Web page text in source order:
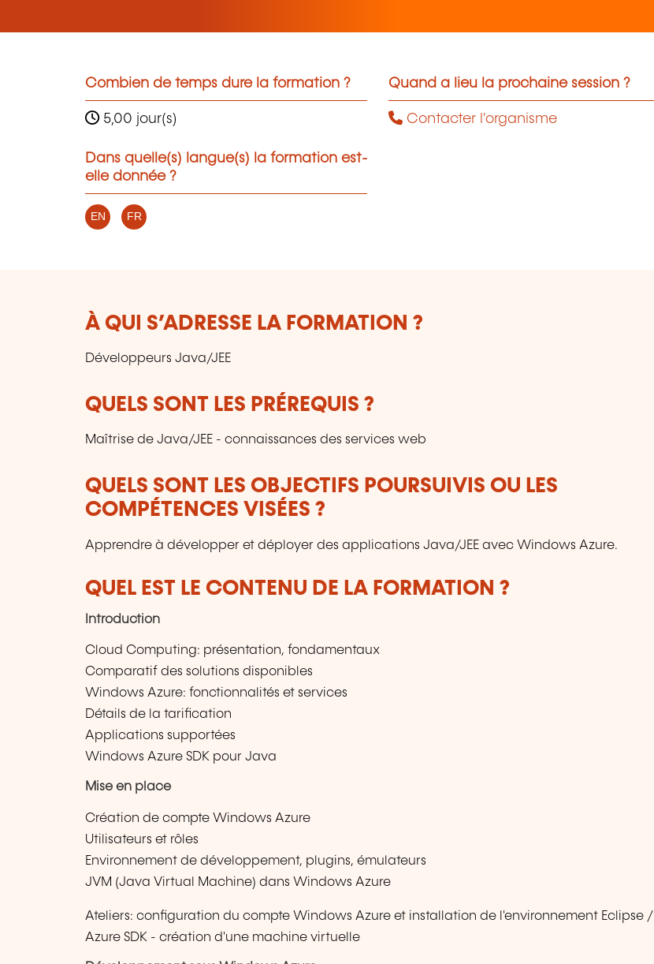
Combien de temps dure la formation ?
5,00 jour(s)
Dans quelle(s) langue(s) la formation est-
elle donnée ?
EN FR
Quand a lieu la prochaine session ?
Contacter l'organisme
À QUI S’ADRESSE LA FORMATION ?
Développeurs Java/JEE
QUELS SONT LES PRÉREQUIS ?
Maîtrise de Java/JEE - connaissances des services web
QUELS SONT LES OBJECTIFS POURSUIVIS OU LES
COMPÉTENCES VISÉES ?
Apprendre à développer et déployer des applications Java/JEE avec Windows Azure.
QUEL EST LE CONTENU DE LA FORMATION ?
Introduction
Cloud Computing: présentation, fondamentaux
Comparatif des solutions disponibles
Windows Azure: fonctionnalités et services
Détails de la tarification
Applications supportées
Windows Azure SDK pour Java
Mise en place
Création de compte Windows Azure
Utilisateurs et rôles
Environnement de développement, plugins, émulateurs
JVM (Java Virtual Machine) dans Windows Azure
Ateliers: configuration du compte Windows Azure et installation de l'environnement Eclipse /
Azure SDK - création d'une machine virtuelle